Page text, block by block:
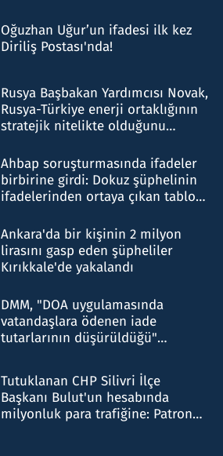
Oğuzhan Uğur’un ifadesi ilk kez
Diriliş Postası'nda!
Rusya Başbakan Yardımcısı Novak,
Rusya-Türkiye enerji ortaklığının
stratejik nitelikte olduğunu
Ahbap soruşturmasında ifadeler
birbirine girdi: Dokuz şüphelinin
ifadelerinden ortaya çıkan tablo
Ankara'da bir kişinin 2 milyon
lirasını gasp eden şüpheliler
Kırıkkale'de yakalandı
DMM, "DOA uygulamasında
vatandaşlara ödenen iade
tutarlarının düşürüldüğü"
Tutuklanan CHP Silivri İlçe
Başkanı Bulut'un hesabında
milyonluk para trafiğine: Patron